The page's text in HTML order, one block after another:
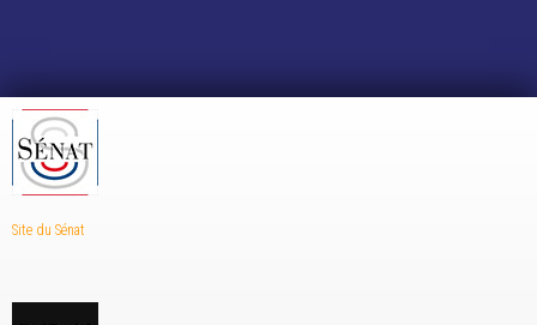
Site du Sénat